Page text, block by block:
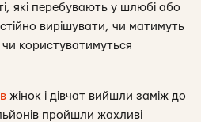
які перебувають у шлюбі або
вирішувати, чи матимуть
користуватимуться
жінок і дівчат вийшли заміж до
пройшли жахливі